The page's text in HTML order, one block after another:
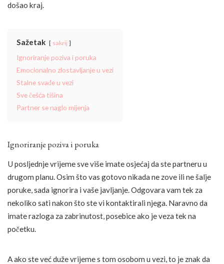
došao kraj.
Sažetak sakrij
Ignoriranje poziva i poruka
Emocionalno zlostavljanje u vezi
Stalne svađe u vezi
Sve češća tišina
Partner se naglo mijenja
Ignoriranje poziva i poruka
U posljednje vrijeme sve više imate osjećaj da ste partneru u
drugom planu. Osim što vas gotovo nikada ne zove ili ne šalje
poruke, sada ignorira i vaše javljanje. Odgovara vam tek za
nekoliko sati nakon što ste vi kontaktirali njega. Naravno da
imate razloga za zabrinutost, posebice ako je veza tek na
početku.
A ako ste već duže vrijeme s tom osobom u vezi, to je znak da